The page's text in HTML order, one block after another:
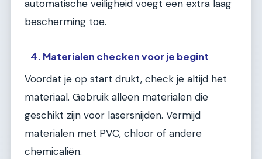
automatische veiligheid voegt een extra laag
bescherming toe.
4. Materialen checken voor je begint
Voordat je op start drukt, check je altijd het
materiaal. Gebruik alleen materialen die
geschikt zijn voor lasersnijden. Vermijd
materialen met PVC, chloor of andere
chemicaliën.